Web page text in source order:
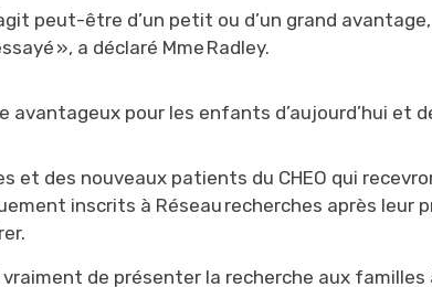
peut-être d’un petit ou d’un grand
», a déclaré Mme Radley.
avantageux pour les enfants d’aujourd’hui et
et des nouveaux patients du CHEO qui
inscrits à Réseau recherches après leur
de présenter la recherche aux